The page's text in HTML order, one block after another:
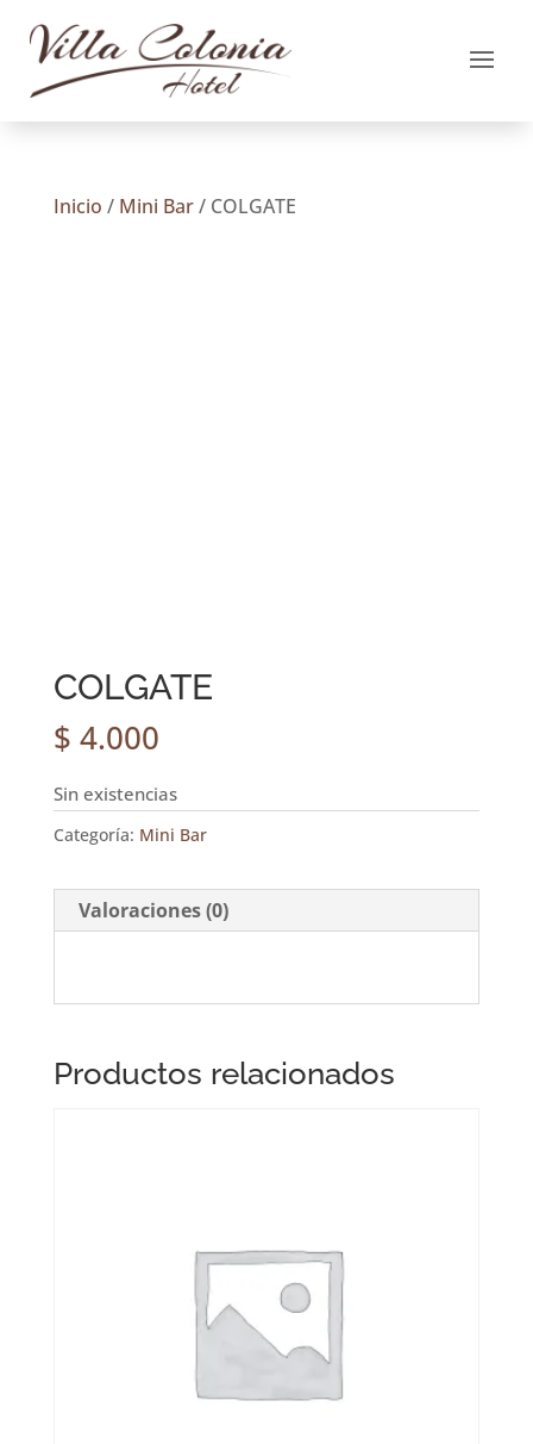
Inicio / Mini Bar/ COLGATE
COLGATE
$ 4.000
Sin existencias
Categoría: Mini Bar
Valoraciones (0)
Productos relacionados